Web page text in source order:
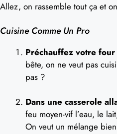
Allez, on rassemble tout ça et
Cuisine Comme Un Pro
Préchauffez votre four
bête, on ne veut pas
pas ?
Dans une casserole
feu moyen-vif l’eau, le
On veut un mélange